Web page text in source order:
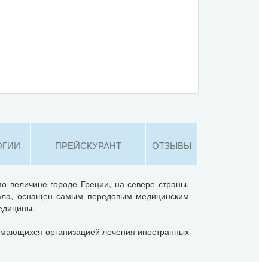
ПРЕЙСКУРАНТ ОТЗЫВЫ
величине городе Греции, на севере страны.
оснащен самым передовым медицинским
организацией лечения иностранных